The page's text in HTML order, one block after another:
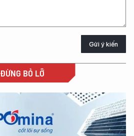
Gửi ý kiến
ĐỪNG BỎ LỠ